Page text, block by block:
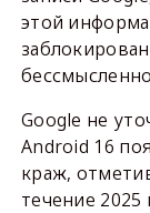
этой
Google не
Android 16
краж,
течение 2025